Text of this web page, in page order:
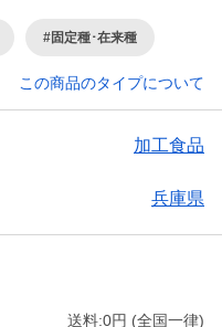
#固定種･在来種
この商品のタイプについて
加工食品
兵庫県
送料:0円 (全国一律)